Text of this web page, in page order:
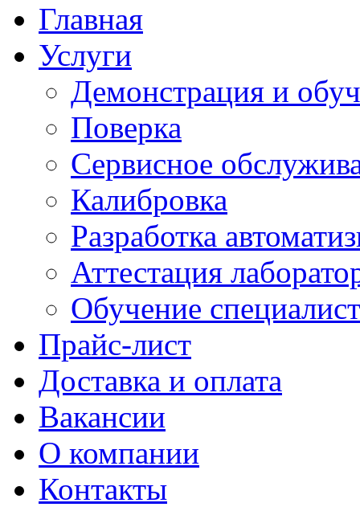
Главная
Услуги
Демонстрация и
Поверка
Сервисное
Калибровка
Разработка
Аттестация
Обучение
Прайс-лист
Доставка и оплата
Вакансии
О компании
Контакты